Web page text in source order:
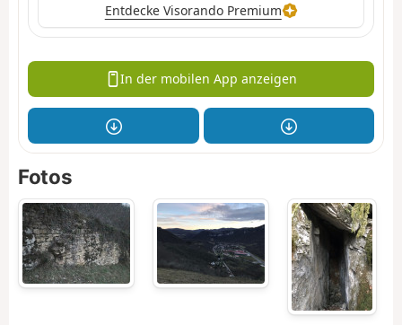
Entdecke Visorando Premium
In der mobilen App anzeigen
Fotos